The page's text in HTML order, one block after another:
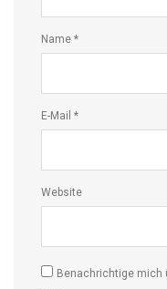
Name *
E-Mail *
Website
Benachrichtige mich